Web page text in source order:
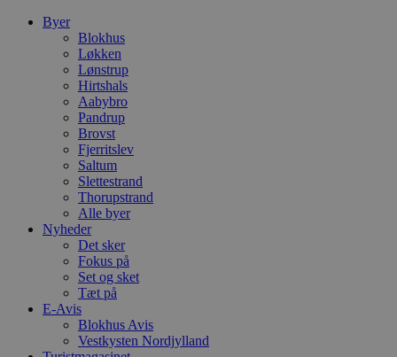
Byer
Blokhus
Løkken
Lønstrup
Hirtshals
Aabybro
Pandrup
Brovst
Fjerritslev
Saltum
Slettestrand
Thorupstrand
Alle byer
Nyheder
Det sker
Fokus på
Set og sket
Tæt på
E-Avis
Blokhus Avis
Vestkysten Nordjylland